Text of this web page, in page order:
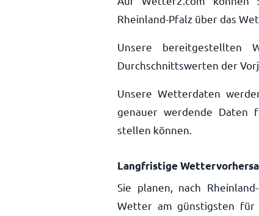
Rheinland-Pfalz über das
Unsere bereitgestellten
Durchschnittswerten der
Unsere Wetterdaten
genauer werdende Daten
stellen können.
Langfristige
Sie planen, nach
Wetter am günstigsten